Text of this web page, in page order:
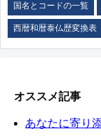
国名とコードの一覧
西暦和暦泰仏歴変換表
オススメ記事
あなたに寄り